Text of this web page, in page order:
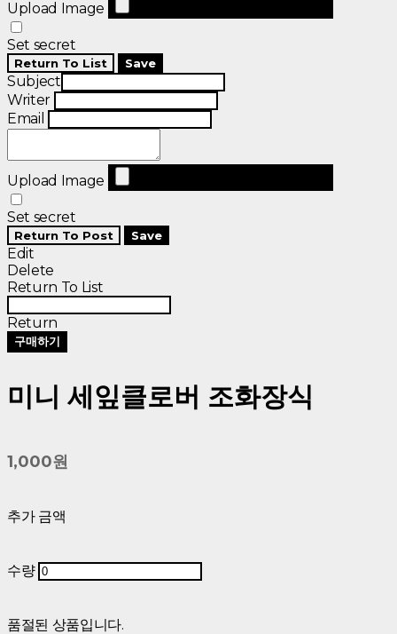
Upload Image
Set secret
Return To List Save
Subject
Writer
Email
Upload Image
Set secret
Return To Post Save
Edit
Delete
Return To List
Return
구매하기
미니 세잎클로버 조화장식
1,000원
추가 금액
수량
품절된 상품입니다.